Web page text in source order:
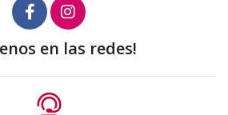
en las redes!